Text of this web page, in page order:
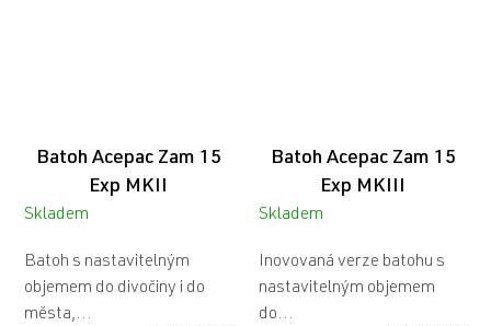
Batoh Acepac Zam 15
Exp MKII
Skladem
Batoh s nastavitelným
objemem do divočiny i do
města,...
Batoh Acepac Zam 15
Exp MKIII
Skladem
Inovovaná verze batohu s
nastavitelným objemem
do...